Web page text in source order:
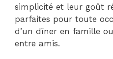
simplicité et leur goût
parfaites pour toute
d’un dîner en famille
entre amis.